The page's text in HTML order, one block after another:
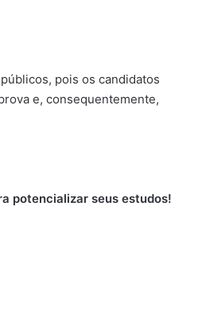
pois os candidatos
e, consequentemente,
potencializar seus estudos!